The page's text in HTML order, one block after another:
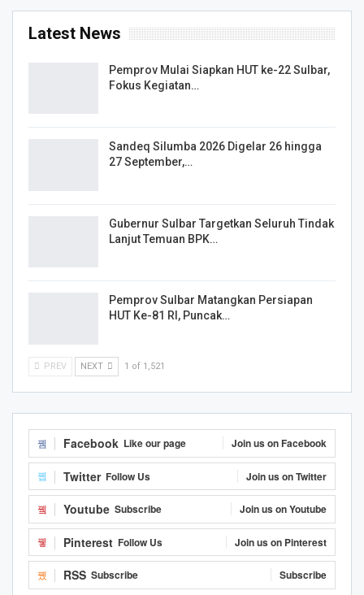
Latest News
Pemprov Mulai Siapkan HUT ke-22 Sulbar,
Fokus Kegiatan…
Sandeq Silumba 2026 Digelar 26 hingga
27 September,…
Gubernur Sulbar Targetkan Seluruh Tindak
Lanjut Temuan BPK…
Pemprov Sulbar Matangkan Persiapan
HUT Ke-81 RI, Puncak…
PREV NEXT 1 of 1,521
Facebook Like our page Join us on Facebook
Twitter Follow Us Join us on Twitter
Youtube Subscribe Join us on Youtube
Pinterest Follow Us Join us on Pinterest
RSS Subscribe Subscribe